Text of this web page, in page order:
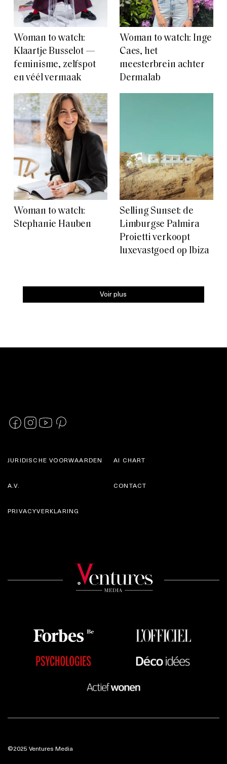
Woman to watch:
Klaartje Busselot —
feminisme, zelfspot
en véél vermaak
Woman to watch: Inge
Caes, het
meesterbrein achter
Dermalab
Woman to watch:
Stephanie Hauben
Selling Sunset: de
Limburgse Palmira
Proietti verkoopt
luxevastgoed op Ibiza
Voir plus
JURIDISCHE VOORWAARDEN
A.V.
AI CHART
CONTACT
PRIVACYVERKLARING
©2025 Ventures Media